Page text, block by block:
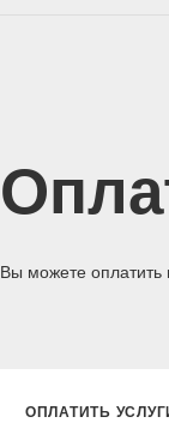
Вы можете
ОПЛАТИТЬ